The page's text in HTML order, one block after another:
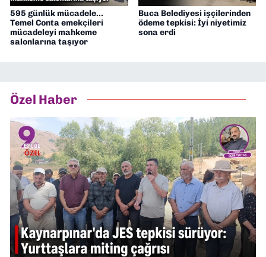
595 günlük mücadele...
Temel Conta emekçileri
mücadeleyi mahkeme
salonlarına taşıyor
Buca Belediyesi işçilerinden
ödeme tepkisi: İyi niyetimiz
sona erdi
Özel Haber